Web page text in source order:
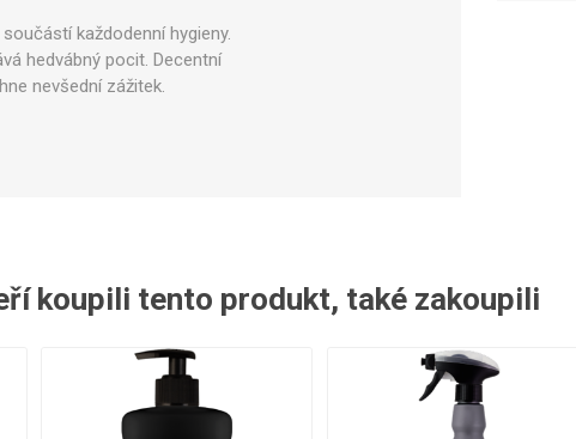
každodenní hygieny.
hedvábný pocit. Decentní
nevšední zážitek.​
koupili tento produkt, také zakoupili